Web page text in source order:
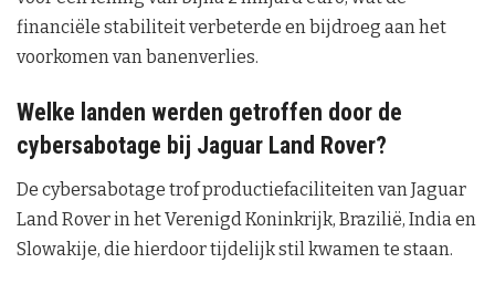
financiële stabiliteit verbeterde en bijdroeg aan het
voorkomen van banenverlies.
Welke landen werden getroffen door de
cybersabotage bij Jaguar Land Rover?
De cybersabotage trof productiefaciliteiten van Jaguar
Land Rover in het Verenigd Koninkrijk, Brazilië, India en
Slowakije, die hierdoor tijdelijk stil kwamen te staan.